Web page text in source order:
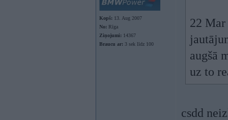
Kopš: 13. Aug 2007
No: Rīga
Ziņojumi: 14367
Braucu ar: 3 sek līdz 100
22
augšā
uz to
csdd